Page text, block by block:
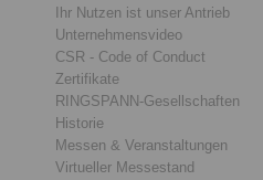
Ihr Nutzen ist unser Antrieb
Unternehmensvideo
CSR - Code of Conduct
Zertifikate
RINGSPANN-Gesellschaften
Historie
Messen & Veranstaltungen
Virtueller Messestand